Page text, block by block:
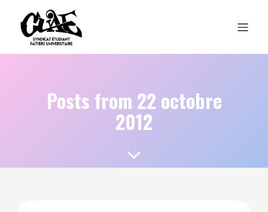
Posts from 22 octobre
2012